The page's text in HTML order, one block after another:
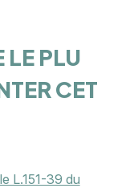
LE PLU
CET
L.151-39 du